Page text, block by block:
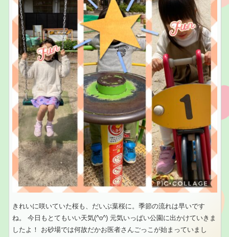
きれいに咲いていた桜も、だいぶ葉桜に。季節の流れは早いです
ね。 今日もとてもいい天気(^o^) 元気いっぱい公園に出かけていきま
したよ！ お砂場では何故だかお医者さんごっこが始まっていまし